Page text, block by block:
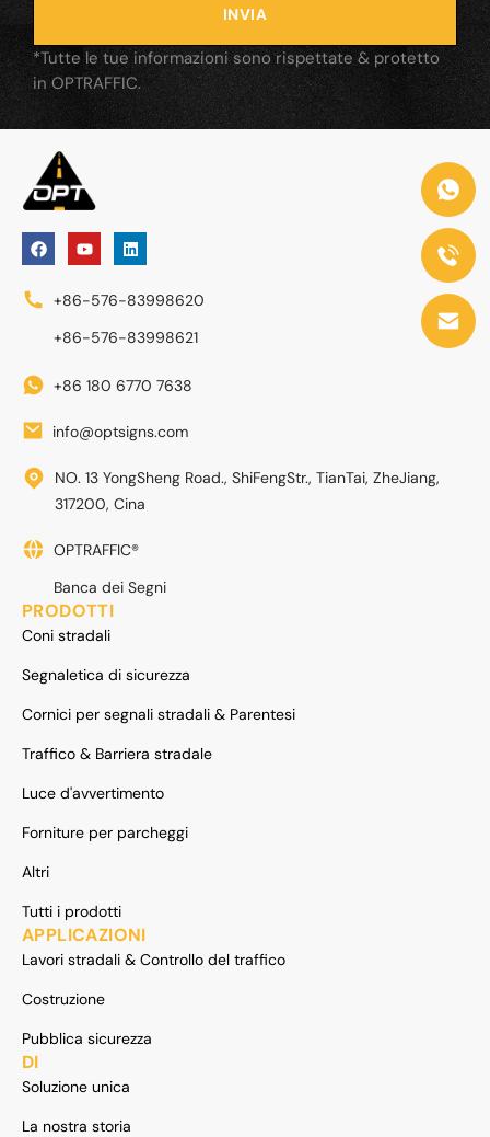
INVIA
*Tutte le tue informazioni sono rispettate & protetto
in OPTRAFFIC.
+86-576-83998620
+86-576-83998621
+86 180 6770 7638
info@optsigns.com
NO. 13 YongSheng Road., ShiFengStr., TianTai, ZheJiang,
317200, Cina
OPTRAFFIC®
Banca dei Segni
PRODOTTI
Coni stradali
Segnaletica di sicurezza
Cornici per segnali stradali & Parentesi
Traffico & Barriera stradale
Luce d'avvertimento
Forniture per parcheggi
Altri
Tutti i prodotti
APPLICAZIONI
Lavori stradali & Controllo del traffico
Costruzione
Pubblica sicurezza
DI
Soluzione unica
La nostra storia